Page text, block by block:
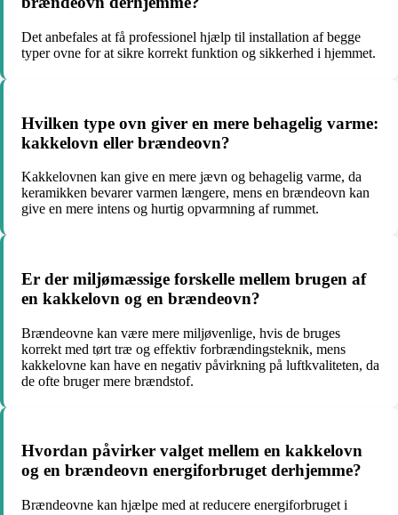
Det anbefales at få professionel hjælp til installation af begge
typer ovne for at sikre korrekt funktion og sikkerhed i hjemmet.
Hvilken type ovn giver en mere behagelig varme:
kakkelovn eller brændeovn?
Kakkelovnen kan give en mere jævn og behagelig varme, da
keramikken bevarer varmen længere, mens en brændeovn kan
give en mere intens og hurtig opvarmning af rummet.
Er der miljømæssige forskelle mellem brugen af
en kakkelovn og en brændeovn?
Brændeovne kan være mere miljøvenlige, hvis de bruges
korrekt med tørt træ og effektiv forbrændingsteknik, mens
kakkelovne kan have en negativ påvirkning på luftkvaliteten, da
de ofte bruger mere brændstof.
Hvordan påvirker valget mellem en kakkelovn
og en brændeovn energiforbruget derhjemme?
Brændeovne kan hjælpe med at reducere energiforbruget i